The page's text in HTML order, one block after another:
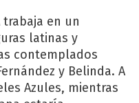
trabaja en un
latinas y
contemplados
y Belinda. A
Azules, mientras